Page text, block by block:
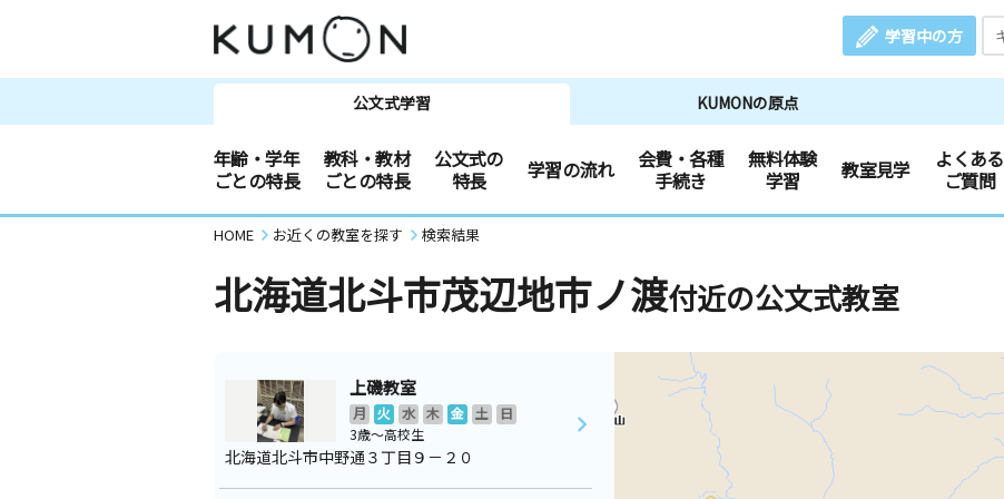
学習中の方
公文式学習 KUMONの原点
年齢・学年
ごとの特長
教科・教材
ごとの特長
公文式の
特長
学習の流れ
会費・各種
手続き
無料体験
学習
教室見学
よくある
ご質問
HOME お近くの教室を探す 検索結果
北海道北斗市茂辺地市ノ渡付近の公文式教室
上磯教室
月 火 水 木 金 土
日
3歳～高校生
北海道北斗市中野通３丁目９－２０